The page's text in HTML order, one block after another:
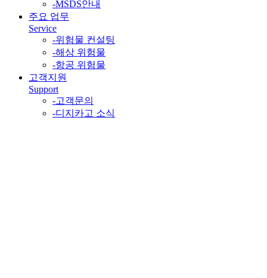
-MSDS안내
주요 업무
Service
-위험물 컨설팅
-해상 위험물
-항공 위험물
고객지원
Support
-고객문의
-디지카고 소식